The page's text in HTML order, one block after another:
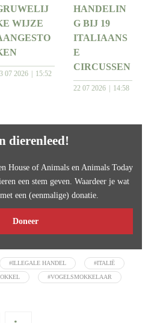
WIJZE
07 2026 15:52
HANDELIN
G BIJ 19
ITALIAANS
E
CIRCUSSEN
22 07 2026 14:58
dierenleed!
House of Animals en Animals Today
een stem geven. Waardeer je wat
een (eenmalige) donatie.
Doneer
#ILLEGALE HANDEL #ITALIË
#VOGELSMOKKELAAR